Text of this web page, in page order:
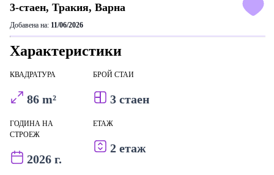
3-стаен, Тракия, Варна
Добавена на: 11/06/2026
Характеристики
КВАДРАТУРА
86 m²
БРОЙ СТАИ
3 стаен
ГОДИНА НА
СТРОЕЖ
2026 г.
ЕТАЖ
2 етаж